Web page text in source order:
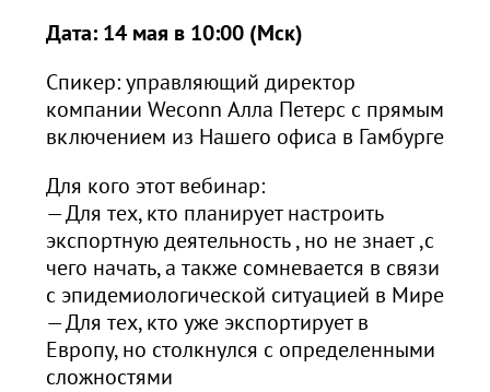
Дата: 14 мая в 10:00 (Мск)
Спикер: управляющий директор
компании Weconn Алла Петерс с прямым
включением из Нашего офиса в Гамбурге
Для кого этот вебинар:
— Для тех, кто планирует настроить
экспортную деятельность , но не знает ,с
чего начать, а также сомневается в связи
с эпидемиологической ситуацией в Мире
— Для тех, кто уже экспортирует в
Европу, но столкнулся с определенными
сложностями